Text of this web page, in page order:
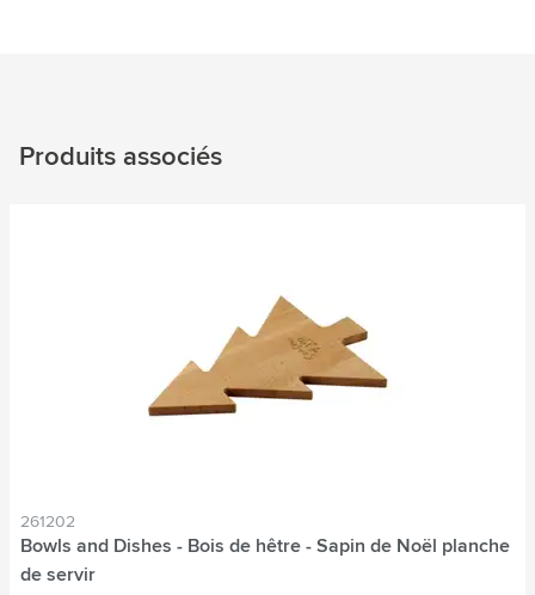
Produits associés
261202
Bowls and Dishes - Bois de hêtre - Sapin de Noël planche
de servir